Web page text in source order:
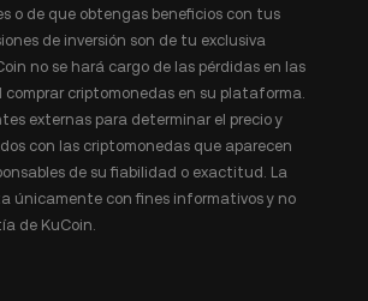
o de que obtengas beneficios con tus
de inversión son de tu exclusiva
no se hará cargo de las pérdidas en las
comprar criptomonedas en su plataforma.
externas para determinar el precio y
con las criptomonedas que aparecen
de su fiabilidad o exactitud. La
únicamente con fines informativos y no
de KuCoin.